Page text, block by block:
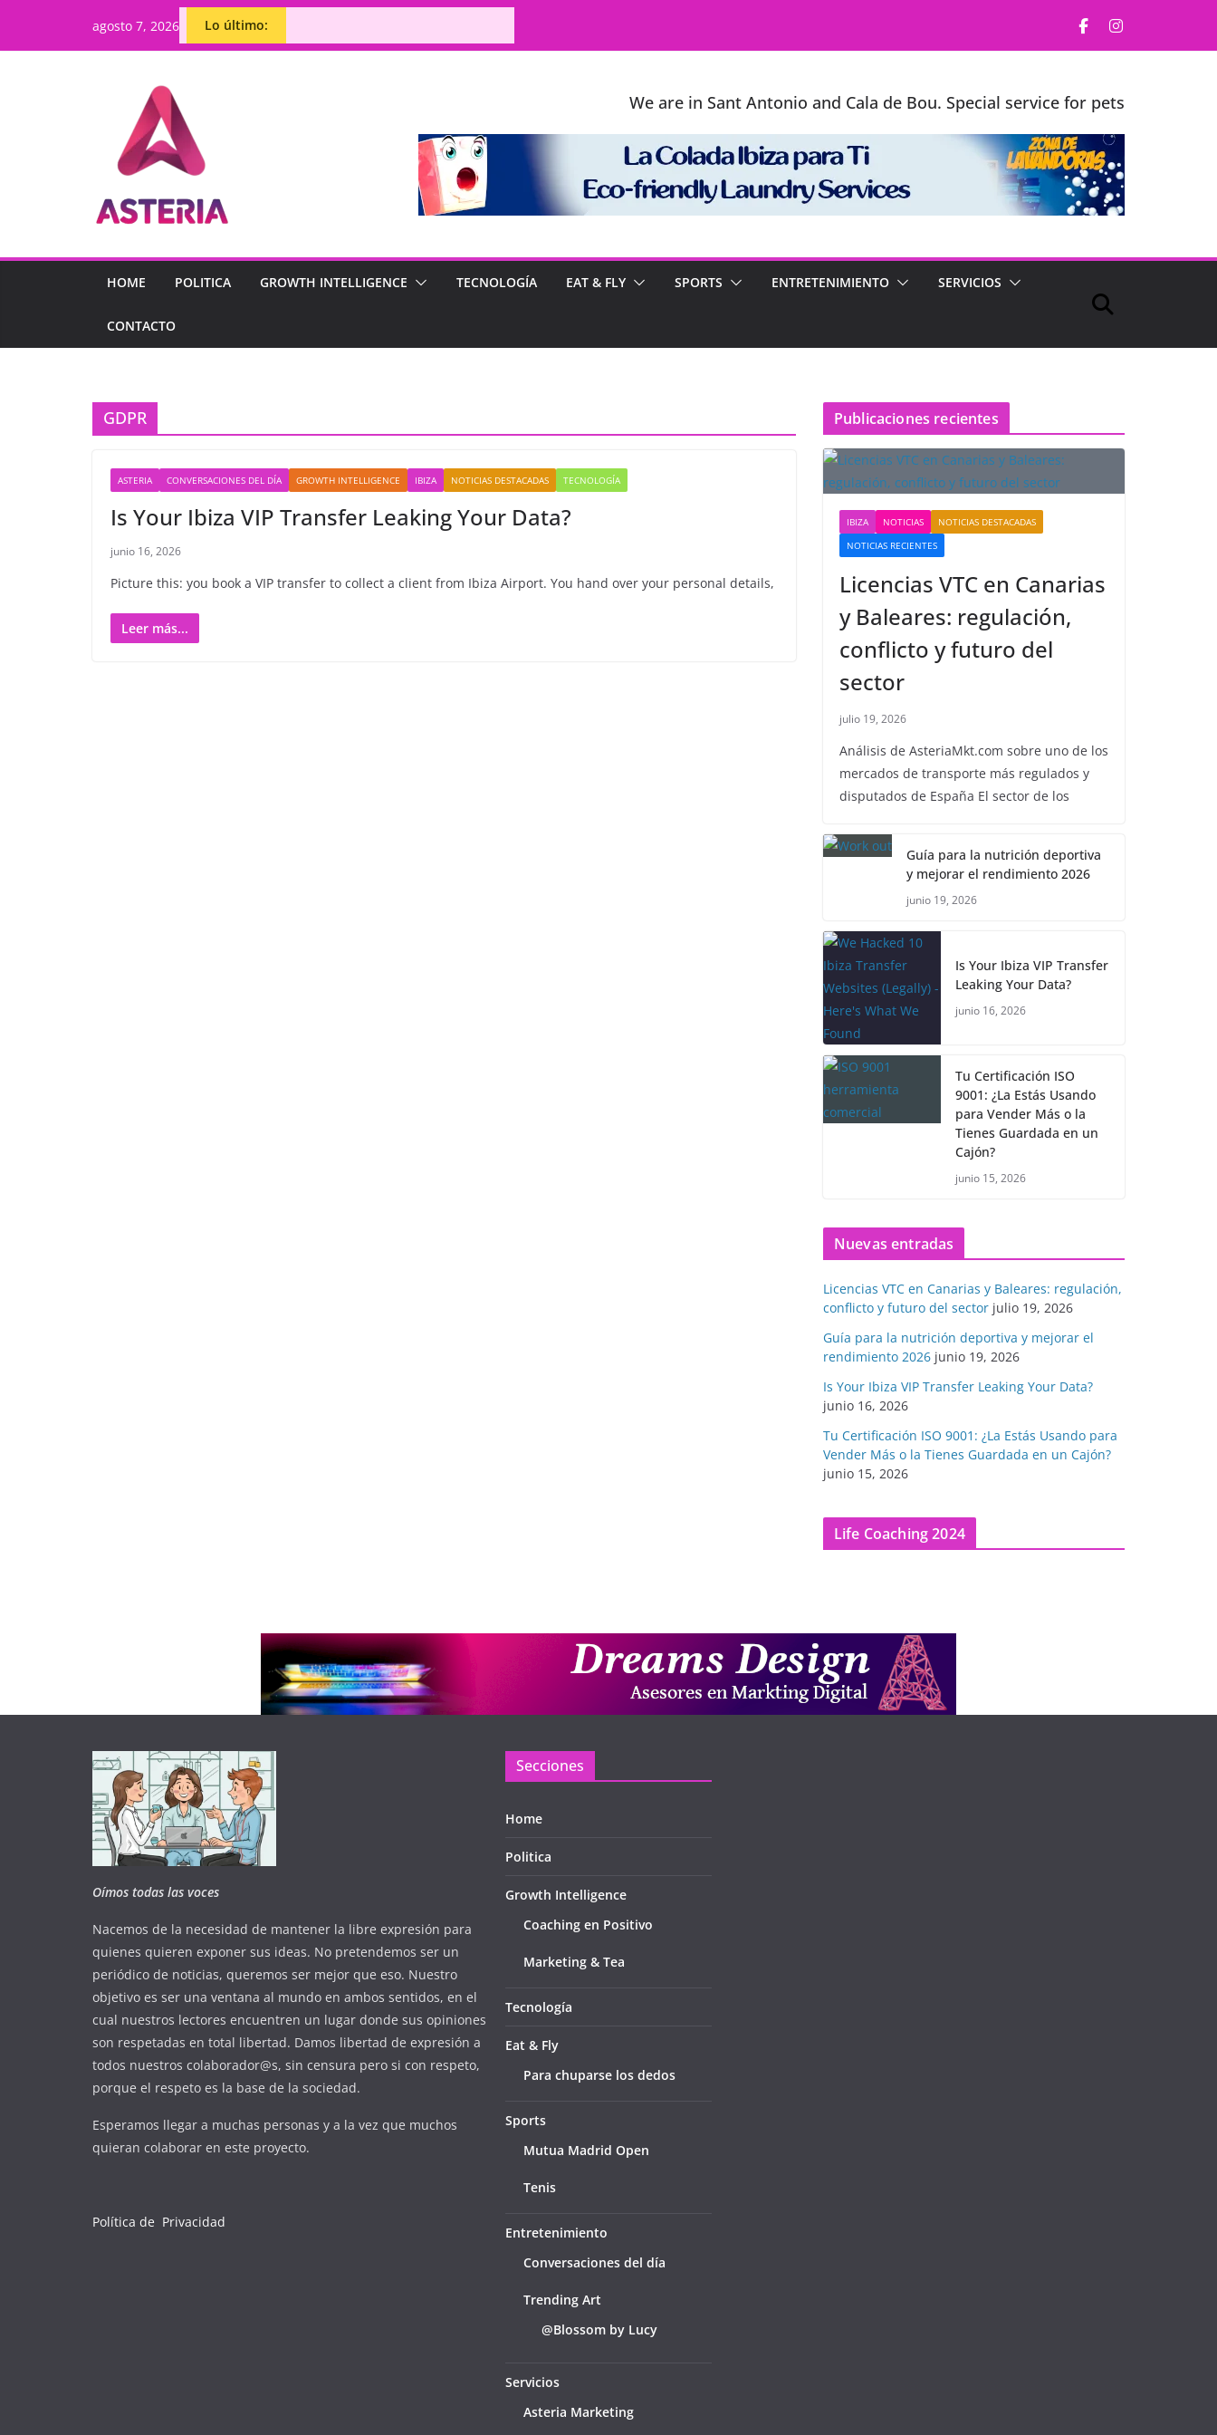
agosto 7, 2026 Lo último:
We are in Sant Antonio and Cala de Bou. Special service for pets
HOME POLITICA GROWTH INTELLIGENCE TECNOLOGÍA EAT & FLY SPORTS ENTRETENIMIENTO SERVICIOS
CONTACTO
GDPR
ASTERIA CONVERSACIONES DEL DÍA GROWTH INTELLIGENCE IBIZA NOTICIAS DESTACADAS TECNOLOGÍA
Is Your Ibiza VIP Transfer Leaking Your Data?
junio 16, 2026
Picture this: you book a VIP transfer to collect a client from Ibiza Airport. You hand over your personal details,
Leer más...
Publicaciones recientes
IBIZA NOTICIAS
NOTICIAS DESTACADAS
NOTICIAS RECIENTES
Licencias VTC en Canarias
y Baleares: regulación,
conflicto y futuro del
sector
julio 19, 2026
Análisis de AsteriaMkt.com sobre uno de los
mercados de transporte más regulados y
disputados de España El sector de los
Guía para la nutrición deportiva
y mejorar el rendimiento 2026
junio 19, 2026
Is Your Ibiza VIP Transfer
Leaking Your Data?
junio 16, 2026
Tu Certificación ISO
9001: ¿La Estás Usando
para Vender Más o la
Tienes Guardada en un
Cajón?
junio 15, 2026
Nuevas entradas
Licencias VTC en Canarias y Baleares: regulación,
conflicto y futuro del sector julio 19, 2026
Guía para la nutrición deportiva y mejorar el
rendimiento 2026 junio 19, 2026
Is Your Ibiza VIP Transfer Leaking Your Data?
junio 16, 2026
Tu Certificación ISO 9001: ¿La Estás Usando para
Vender Más o la Tienes Guardada en un Cajón?
junio 15, 2026
Life Coaching 2024
Oímos todas las voces
Nacemos de la necesidad de mantener la libre expresión para
quienes quieren exponer sus ideas. No pretendemos ser un
periódico de noticias, queremos ser mejor que eso. Nuestro
objetivo es ser una ventana al mundo en ambos sentidos, en el
cual nuestros lectores encuentren un lugar donde sus opiniones
son respetadas en total libertad. Damos libertad de expresión a
todos nuestros colaborador@s, sin censura pero si con respeto,
porque el respeto es la base de la sociedad.
Esperamos llegar a muchas personas y a la vez que muchos
quieran colaborar en este proyecto.
Política de Privacidad
Secciones
Home
Politica
Growth Intelligence
Coaching en Positivo
Marketing & Tea
Tecnología
Eat & Fly
Para chuparse los dedos
Sports
Mutua Madrid Open
Tenis
Entretenimiento
Conversaciones del día
Trending Art
@Blossom by Lucy
Servicios
Asteria Marketing